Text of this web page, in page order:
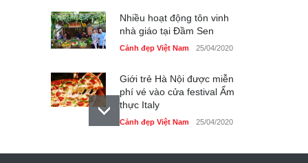
Nhiều hoạt động tôn vinh
nhà giáo tại Đầm Sen
Cảnh đẹp Việt Nam 25/04/2020
Giới trẻ Hà Nội được miễn
phí vé vào cửa festival Ẩm
thực Italy
Cảnh đẹp Việt Nam 25/04/2020
Tam giác mạch khoe sắc